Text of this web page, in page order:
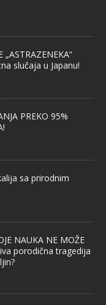
„ASTRAZENEKA“
slučaja u Japanu!
PREKO 95%
sa prirodnim
NAUKA NE MOŽE
porodična tragedija